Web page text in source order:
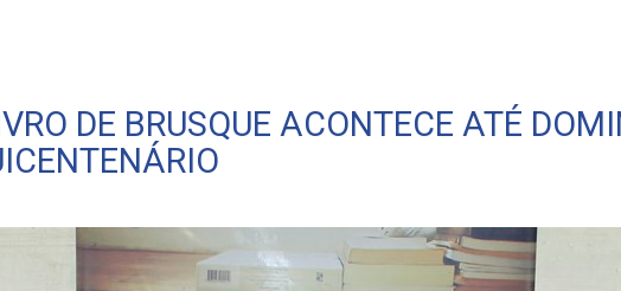
na Praça Sesquicentenário
DE BRUSQUE ACONTECE ATÉ